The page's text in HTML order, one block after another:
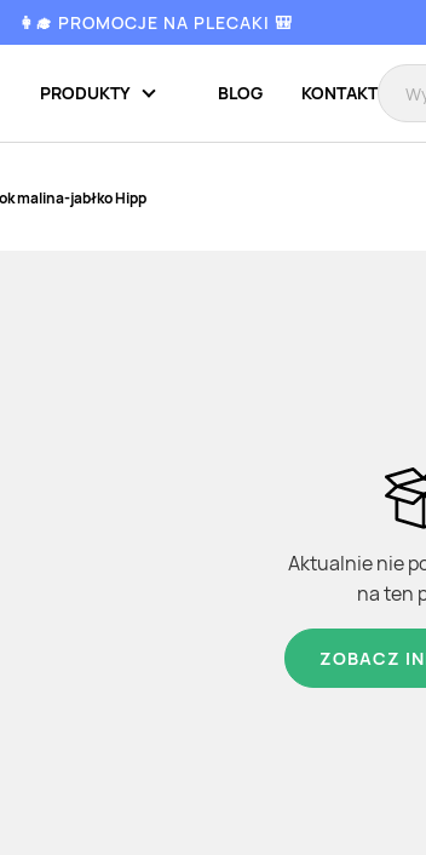
👩‍🎓 PROMOCJE NA PLECAKI 🎒
PRODUKTY BLOG KONTAKT
malina-jabłko Hipp
Aktualnie nie
na ten
ZOBACZ